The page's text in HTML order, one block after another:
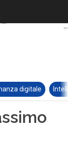
digitale